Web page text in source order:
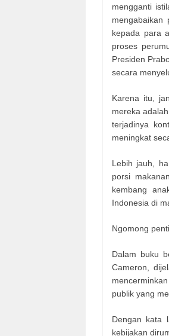
mengganti
kepada para
proses
Presiden
secara
Karena itu,
mereka
terjadinya
meningkat
Lebih jauh,
porsi
kembang
Indonesia di
Ngomong
Dalam buku
Cameron,
publik yang
Dengan kata
kebijakan